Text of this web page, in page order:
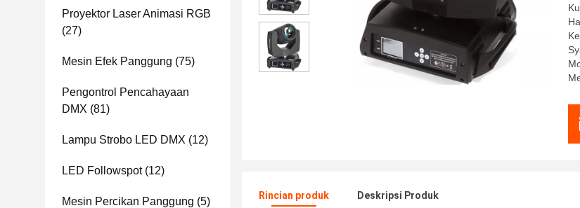
Proyektor Laser Animasi RGB
(27)
Mesin Efek Panggung (75)
Pengontrol Pencahayaan
DMX (81)
Lampu Strobo LED DMX (12)
LED Followspot(12)
Mesin Percikan Panggung (5) Rincian produk Deskripsi Produk